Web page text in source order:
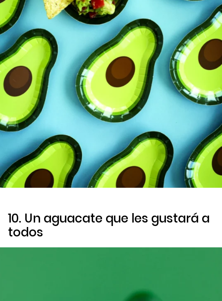
10. Un aguacate que les gustará a
todos